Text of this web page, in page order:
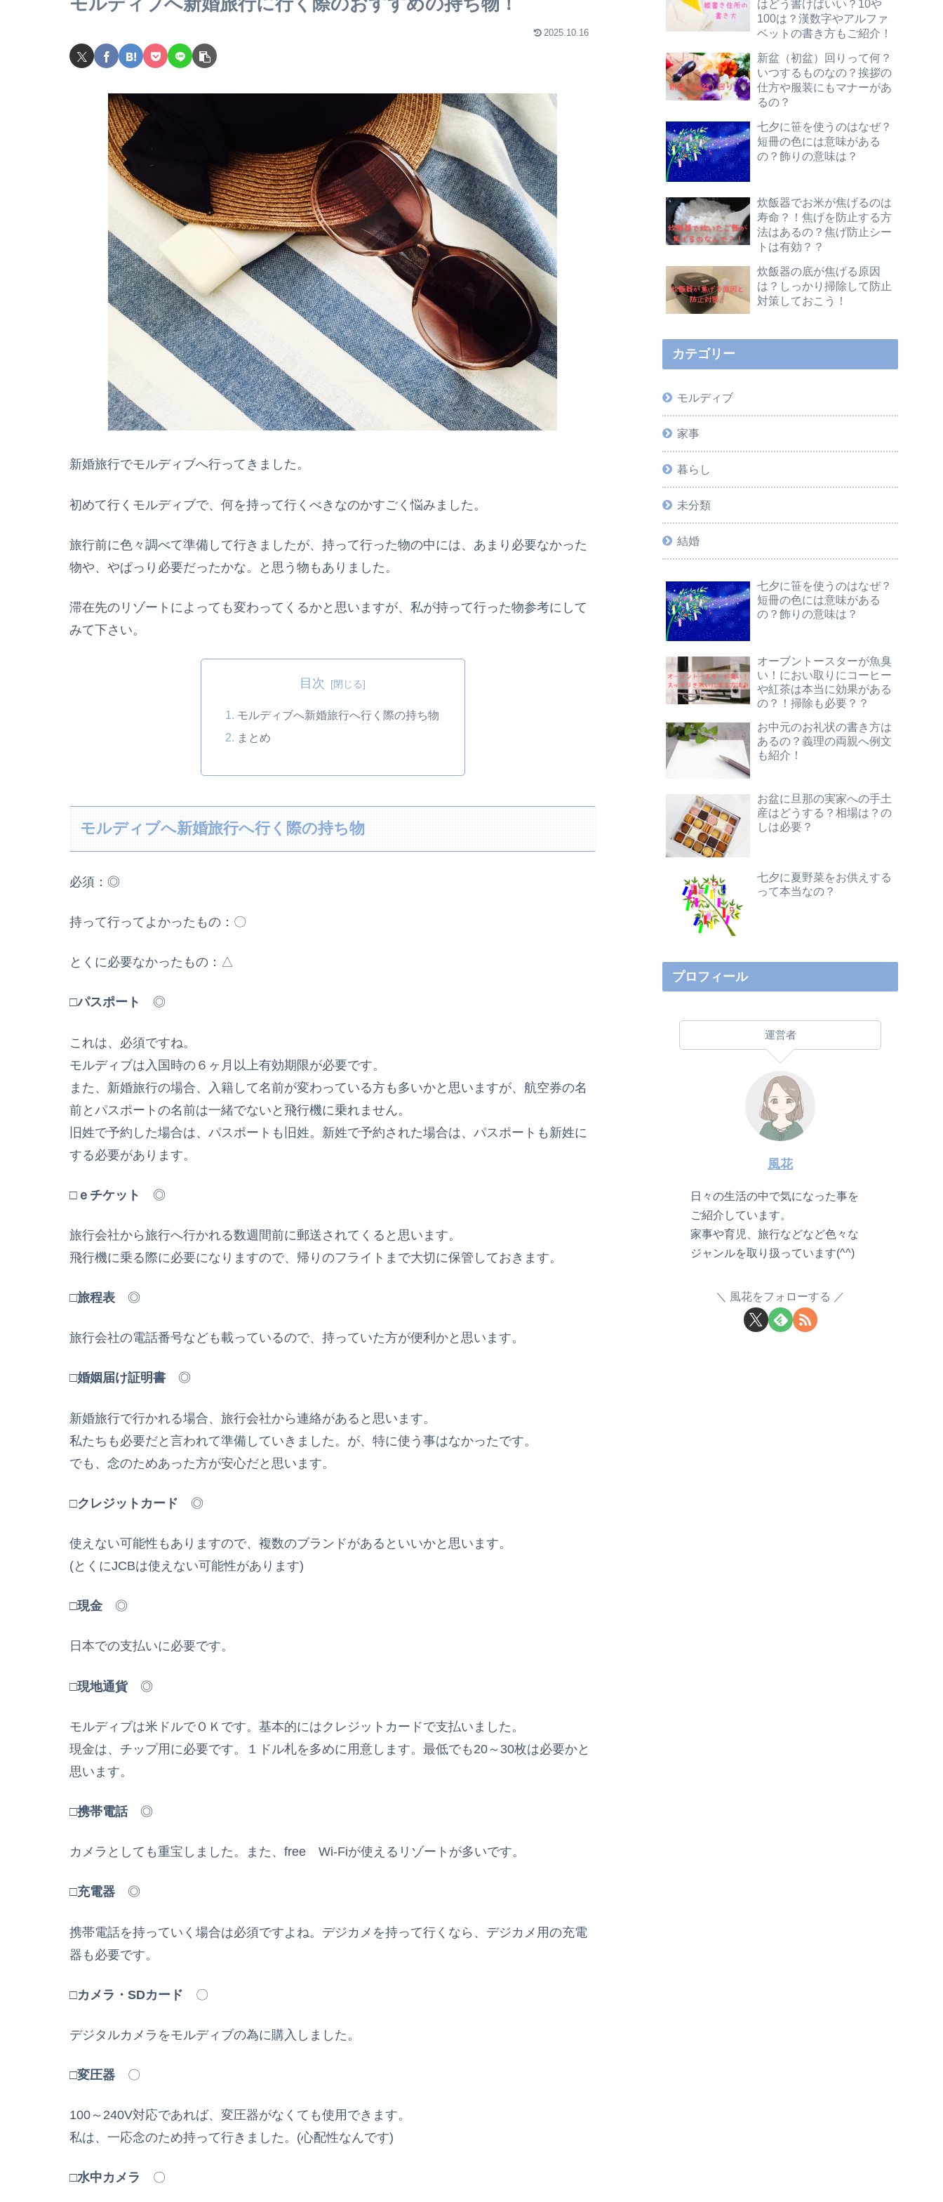
2025.10.16
新婚旅行でモルディブへ行ってきました。
初めて行くモルディブで、何を持って行くべきなのかすごく悩みました。
旅行前に色々調べて準備して行きましたが、持って行った物の中には、あまり必要なかった
物や、やぱっり必要だったかな。と思う物もありました。
滞在先のリゾートによっても変わってくるかと思いますが、私が持って行った物参考にして
みて下さい。
目次
モルディブへ新婚旅行へ行く際の持ち物
まとめ
モルディブへ新婚旅行へ行く際の持ち物
必須：◎
持って行ってよかったもの：〇
とくに必要なかったもの：△
□パスポート ◎
これは、必須ですね。
モルディブは入国時の６ヶ月以上有効期限が必要です。
また、新婚旅行の場合、入籍して名前が変わっている方も多いかと思いますが、航空券の名
前とパスポートの名前は一緒でないと飛行機に乗れません。
旧姓で予約した場合は、パスポートも旧姓。新姓で予約された場合は、パスポートも新姓に
する必要があります。
□ ｅチケット ◎
旅行会社から旅行へ行かれる数週間前に郵送されてくると思います。
飛行機に乗る際に必要になりますので、帰りのフライトまで大切に保管しておきます。
□旅程表 ◎
旅行会社の電話番号なども載っているので、持っていた方が便利かと思います。
□婚姻届け証明書 ◎
新婚旅行で行かれる場合、旅行会社から連絡があると思います。
私たちも必要だと言われて準備していきました。が、特に使う事はなかったです。
でも、念のためあった方が安心だと思います。
□クレジットカード ◎
使えない可能性もありますので、複数のブランドがあるといいかと思います。
(とくにJCBは使えない可能性があります)
□現金 ◎
日本での支払いに必要です。
□現地通貨◎
モルディブは米ドルでＯＫです。基本的にはクレジットカードで支払いました。
現金は、チップ用に必要です。１ドル札を多めに用意します。最低でも20～30枚は必要かと
思います。
□携帯電話◎
カメラとしても重宝しました。また、free Wi-Fiが使えるリゾートが多いです。
□充電器 ◎
携帯電話を持っていく場合は必須ですよね。デジカメを持って行くなら、デジカメ用の充電
器も必要です。
□カメラ・SDカード 〇
デジタルカメラをモルディブの為に購入しました。
□変圧器 〇
100～240V対応であれば、変圧器がなくても使用できます。
私は、一応念のため持って行きました。(心配性なんです)
□水中カメラ 〇
はどう書けばいい？10や
100は？漢数字やアルファ
ベットの書き方もご紹介！
新盆（初盆）回りって何？
いつするものなの？挨拶の
仕方や服装にもマナーがあ
るの？
七夕に笹を使うのはなぜ？
短冊の色には意味がある
の？飾りの意味は？
炊飯器でお米が焦げるのは
寿命？！焦げを防止する方
法はあるの？焦げ防止シー
トは有効？？
炊飯器の底が焦げる原因
は？しっかり掃除して防止
対策しておこう！
カテゴリー
モルディブ
家事
暮らし
未分類
結婚
七夕に笹を使うのはなぜ？
短冊の色には意味がある
の？飾りの意味は？
オーブントースターが魚臭
い！におい取りにコーヒー
や紅茶は本当に効果がある
の？！掃除も必要？？
お中元のお礼状の書き方は
あるの？義理の両親へ例文
も紹介！
お盆に旦那の実家への手土
産はどうする？相場は？の
しは必要？
七夕に夏野菜をお供えする
って本当なの？
プロフィール
運営者
風花
日々の生活の中で気になった事を
ご紹介しています。
家事や育児、旅行などなど色々な
ジャンルを取り扱っています(^^)
風花をフォローする